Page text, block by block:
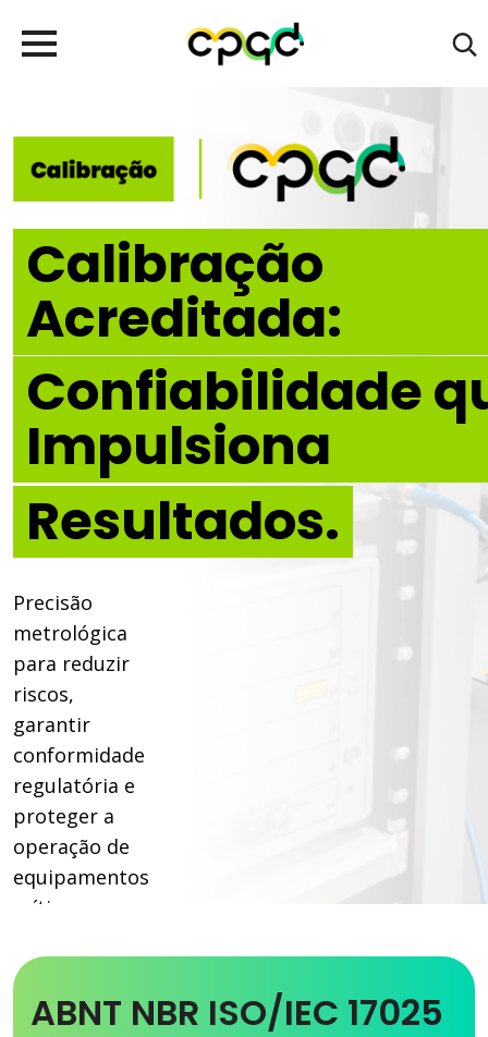
Calibração
Acreditada:
Confiabilidade
Impulsiona
Resultados.
Precisão
metrológica
para reduzir
riscos,
garantir
conformidade
regulatória e
proteger a
operação de
equipamentos
críticos.
Garanta a
precisão, a
segurança e a
ABNT NBR ISO/IEC 17025